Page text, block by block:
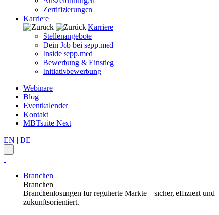
Zertifizierungen
Karriere
Karriere
Stellenangebote
Dein Job bei sepp.med
Inside sepp.med
Bewerbung & Einstieg
Initiativbewerbung
Webinare
Blog
Eventkalender
Kontakt
MBTsuite Next
EN | DE
Branchen
Branchen
Branchenlösungen für regulierte Märkte – sicher, effizient und
zukunftsorientiert.